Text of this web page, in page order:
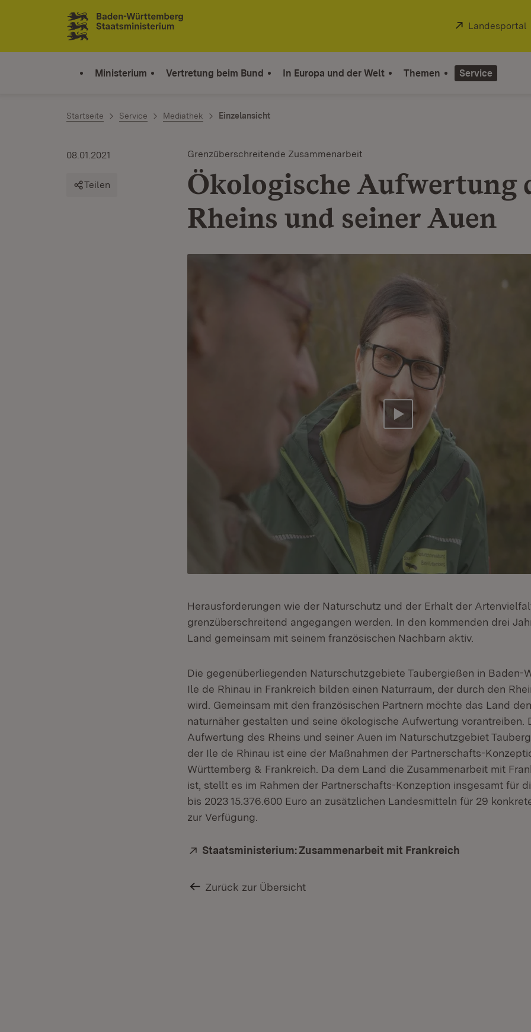
Zum Inhalt springen
Link zur Startseite
Extern:
Landesportal
Ministerium Vertretung beim Bund In Europa und der Welt Themen Service
Startseite Service Mediathek Einzelansicht
Grenzüberschreitende Zusammenarbeit
Ökologische Aufwertung
Rheins und seiner Auen
08.01.2021
Teilen
Video abspielen
Herausforderungen wie der Naturschutz und der Erhalt der
grenzüberschreitend angegangen werden. In den kommenden drei
Land gemeinsam mit seinem französischen Nachbarn aktiv.
Die gegenüberliegenden Naturschutzgebiete Taubergießen in Baden-
Ile de Rhinau in Frankreich bilden einen Naturraum, der durch den
wird. Gemeinsam mit den französischen Partnern möchte das Land
naturnäher gestalten und seine ökologische Aufwertung vorantreiben.
Aufwertung des Rheins und seiner Auen im Naturschutzgebiet
der Ile de Rhinau ist eine der Maßnahmen der Partnerschafts-
Württemberg & Frankreich. Da dem Land die Zusammenarbeit mit
ist, stellt es im Rahmen der Partnerschafts-Konzeption insgesamt für
bis 2023 15.376.600 Euro an zusätzlichen Landesmitteln für 29
zur Verfügung.
Extern:
Staatsministerium: Zusammenarbeit mit Frankreich
Zurück zur Übersicht